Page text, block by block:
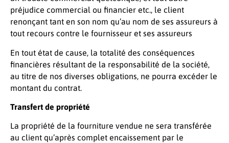
préjudice commercial ou financier etc., le client
renonçant tant en son nom qu’au nom de ses assureurs à
tout recours contre le fournisseur et ses assureurs
En tout état de cause, la totalité des conséquences
financières résultant de la responsabilité de la société,
au titre de nos diverses obligations, ne pourra excéder le
montant du contrat.
Transfert de propriété
La propriété de la fourniture vendue ne sera transférée
au client qu’après complet encaissement par le